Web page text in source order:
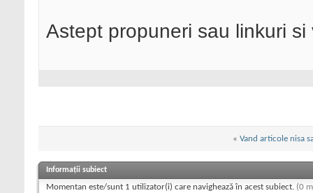
Astept propuneri sau linkuri
« Vand articole nisa
Informații subiect
Momentan este/sunt 1 utilizator(i) care navighează în acest subiect. (0